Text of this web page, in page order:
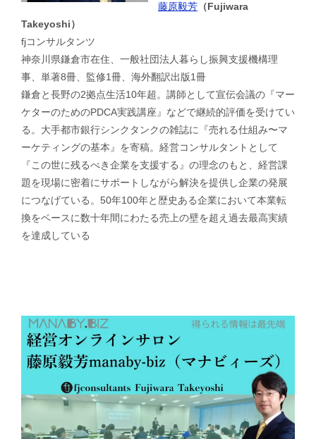
藤原毅芳 （Fujiwara
Takeyoshi）
fjコンサルタンツ
神奈川県鎌倉市在住、一般社団法人暮らし振興支援機構理
事、単著8冊、監修1冊、海外翻訳出版1冊
鎌倉と長野の2拠点生活10年超。講師として宣伝会議の『マー
ケターのためのPDCA実践講座』などで継続的評価を受けてい
る。大手都市銀行シンクタンクの雑誌に『売れる仕組み〜マ
ーケティングの基本』を寄稿。経営コンサルタントとして
『この世に残るべき企業を支援する』の理念のもと、経営課
題を現場に密着にサポートしながら解決を提供し企業の発展
につなげている。50年100年と歴史ある企業において本業転
換をベースに数十年間にわたる売上の壁を超え過去最高実績
を達成している